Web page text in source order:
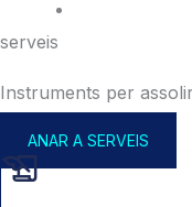
serveis
Instruments per
ANAR A SERVEIS